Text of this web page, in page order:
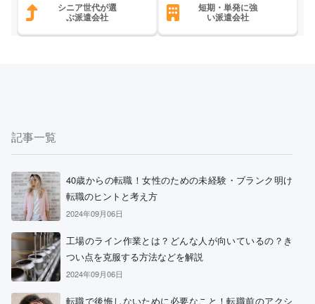
シニア世代が選
ぶ派遣会社
短期・単発に強
い派遣会社
記事一覧
40歳からの転職！女性のための未経験・ブランク明け
転職のヒントと考え方
2024年09月06日
工場のライン作業とは？どんな人が向いているの？き
つい点を克服する方法などを解説
2024年09月06日
転職で後悔しないために必要なこと！転職前のアクシ